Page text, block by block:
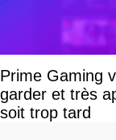
Prime Gaming
garder et très
soit trop tard